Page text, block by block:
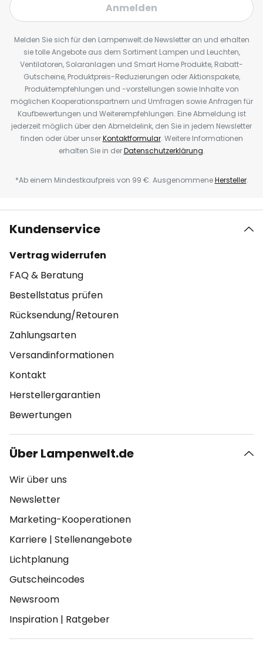
Anmelden
Melden Sie sich für den Lampenwelt.de Newsletter an und erhalten
sie tolle Angebote aus dem Sortiment Lampen und Leuchten,
Ventilatoren, Solaranlagen und Smart Home Produkte, Rabatt-
Gutscheine, Produktpreis-Reduzierungen oder Aktionspakete,
Produktempfehlungen und -vorstellungen sowie Inhalte von
möglichen Kooperationspartnern und Umfragen sowie Anfragen für
Kaufbewertungen und Weiterempfehlungen. Eine Abmeldung ist
jederzeit möglich über den Abmeldelink, den Sie in jedem Newsletter
finden oder über unserKontaktformular. Weitere Informationen
erhalten Sie in derDatenschutzerklärung.
*Ab einem Mindestkaufpreis von 99 €. AusgenommeneHersteller.
Kundenservice
Vertrag widerrufen
FAQ & Beratung
Bestellstatus prüfen
Rücksendung/Retouren
Zahlungsarten
Versandinformationen
Kontakt
Herstellergarantien
Bewertungen
Über Lampenwelt.de
Wir über uns
Newsletter
Marketing-Kooperationen
Karriere | Stellenangebote
Lichtplanung
Gutscheincodes
Newsroom
Inspiration | Ratgeber